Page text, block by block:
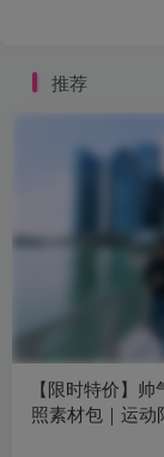
推荐
【限时特价】
照素材包｜运动